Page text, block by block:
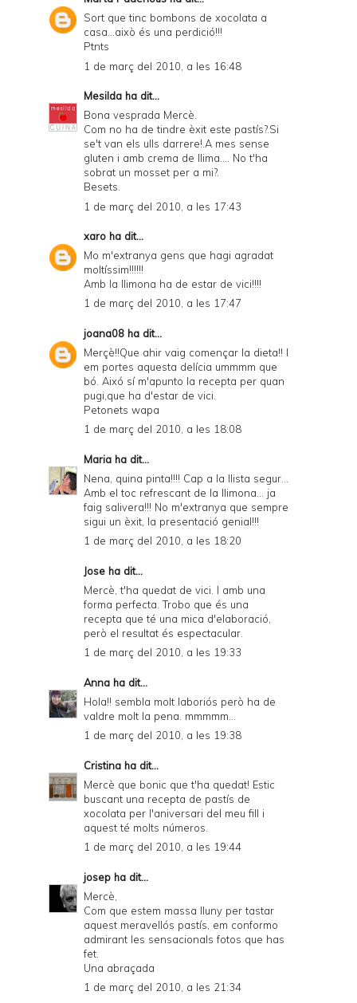
Sort que tinc bombons de xocolata a
casa...això és una perdició!!!
Ptnts
1 de març del 2010, a les 16:48
Mesilda ha dit...
Bona vesprada Mercè.
Com no ha de tindre èxit este pastís?.Si
se't van els ulls darrere!.A mes sense
gluten i amb crema de llima.... No t'ha
sobrat un mosset per a mi?.
Besets.
1 de març del 2010, a les 17:43
xaro ha dit...
Mo m'extranya gens que hagi agradat
moltíssim!!!!!!
Amb la llimona ha de estar de vici!!!!
1 de març del 2010, a les 17:47
joana08 ha dit...
Merçè!!Que ahir vaig començar la dieta!! I
em portes aquesta delícia ummmm que
bó. Aixó sí m'apunto la recepta per quan
pugi,que ha d'estar de vici.
Petonets wapa
1 de març del 2010, a les 18:08
Maria ha dit...
Nena, quina pinta!!!! Cap a la llista segur...
Amb el toc refrescant de la llimona... ja
faig salivera!!! No m'extranya que sempre
sigui un èxit, la presentació genial!!!
1 de març del 2010, a les 18:20
Jose ha dit...
Mercè, t'ha quedat de vici. I amb una
forma perfecta. Trobo que és una
recepta que té una mica d'elaboració,
però el resultat és espectacular.
1 de març del 2010, a les 19:33
Anna ha dit...
Hola!! sembla molt laboriós però ha de
valdre molt la pena. mmmmm...
1 de març del 2010, a les 19:38
Cristina ha dit...
Mercè que bonic que t'ha quedat! Estic
buscant una recepta de pastís de
xocolata per l'aniversari del meu fill i
aquest té molts números.
1 de març del 2010, a les 19:44
josep ha dit...
Mercè,
Com que estem massa lluny per tastar
aquest meravellós pastís, em conformo
admirant les sensacionals fotos que has
fet.
Una abraçada
1 de març del 2010, a les 21:34